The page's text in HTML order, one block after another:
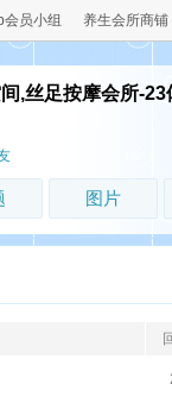
会员小组 养生会所商铺
,丝足按摩会所-23
图片